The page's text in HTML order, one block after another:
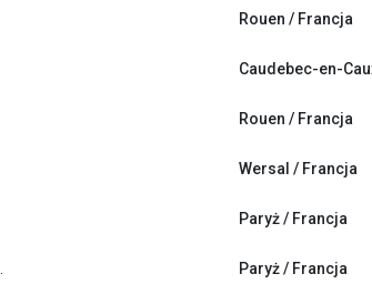
Rouen / Francja
Caudebec-en-
Rouen / Francja
Wersal / Francja
Paryż / Francja
Paryż / Francja